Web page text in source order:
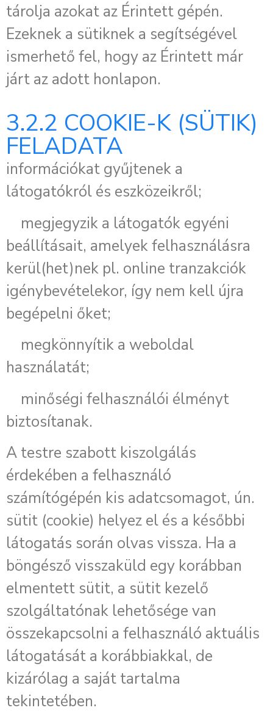
tárolja azokat az Érintett gépén.
Ezeknek a sütiknek a segítségével
ismerhető fel, hogy az Érintett már
járt az adott honlapon.
3.2.2 COOKIE-K (SÜTIK)
FELADATA
információkat gyűjtenek a
látogatókról és eszközeikről;
megjegyzik a látogatók egyéni
beállításait, amelyek felhasználásra
kerül(het)nek pl. online tranzakciók
igénybevételekor, így nem kell újra
begépelni őket;
megkönnyítik a weboldal
használatát;
minőségi felhasználói élményt
biztosítanak.
A testre szabott kiszolgálás
érdekében a felhasználó
számítógépén kis adatcsomagot, ún.
sütit (cookie) helyez el és a későbbi
látogatás során olvas vissza. Ha a
böngésző visszaküld egy korábban
elmentett sütit, a sütit kezelő
szolgáltatónak lehetősége van
összekapcsolni a felhasználó aktuális
látogatását a korábbiakkal, de
kizárólag a saját tartalma
tekintetében.